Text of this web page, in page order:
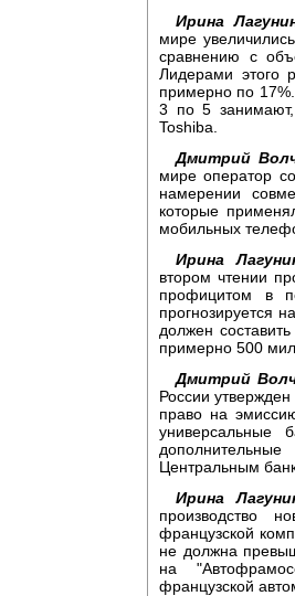
Ирина
мире
сравнению с
Лидерами этого
примерно по
3 по 5 занимают,
Toshiba.
Дмитрий
мире оператор
намерении
которые
мобильных
Ирина
втором чтении
профицитом в
прогнозируется
должен
примерно 500
Дмитрий
России
право на
универсальные
Центральным
Ирина
производство
французской
не должна
на
французской